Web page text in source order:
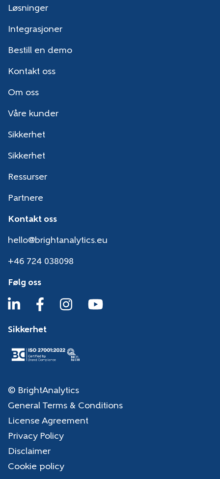
Løsninger
Integrasjoner
Bestill en demo
Kontakt oss
Om oss
Våre kunder
Sikkerhet
Sikkerhet
Ressurser
Partnere
Kontakt oss
hello@brightanalytics.eu
+46 724 038098
Følg oss
Sikkerhet
© BrightAnalytics
General Terms & Conditions
License Agreement
Privacy Policy
Disclaimer
Cookie policy